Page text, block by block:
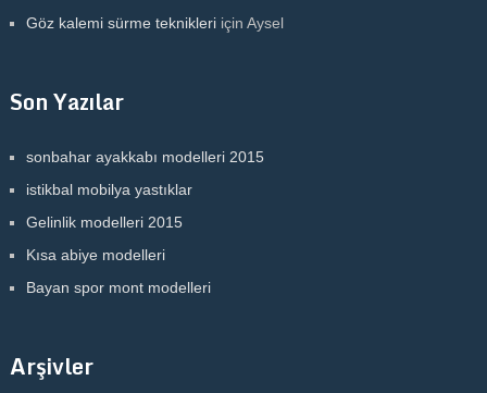
Göz kalemi sürme teknikleriiçin Aysel
Son Yazılar
sonbahar ayakkabı modelleri 2015
istikbal mobilya yastıklar
Gelinlik modelleri 2015
Kısa abiye modelleri
Bayan spor mont modelleri
Arşivler